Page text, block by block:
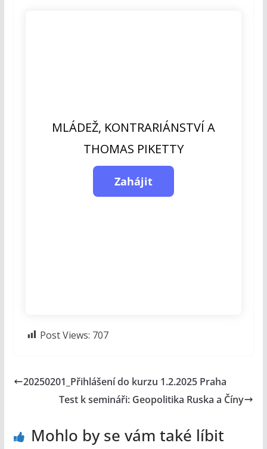
MLÁDEŽ, KONTRARIÁNSTVÍ A
THOMAS PIKETTY
Post Views: 707
20250201_Přihlášení do kurzu 1.2.2025 Praha
Test k semináři: Geopolitika Ruska a Číny
Mohlo by se vám také líbit